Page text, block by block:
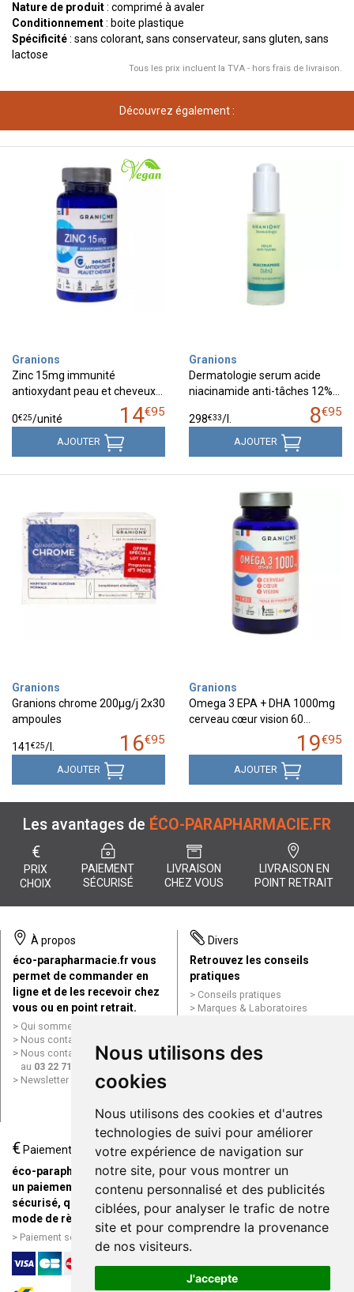
Nous utilisons des
cookies
Nous utilisons des cookies et d'autres
technologies de suivi pour améliorer
votre expérience de navigation sur
notre site, pour vous montrer un
contenu personnalisé et des publicités
ciblées, pour analyser le trafic de notre
site et pour comprendre la provenance
de nos visiteurs.
J'accepte
Nature de produit: comprimé à avaler
Conditionnement: boite plastique
Spécificité: sans colorant, sans conservateur, sans gluten, sans
lactose
Tous les prix incluent la TVA - hors frais de livraison.
Découvrez également :
Granions
Zinc 15mg immunité
antioxydant peau et cheveux…
14€95
0€25/unité
AJOUTER
Granions
Dermatologie serum acide
niacinamide anti-tâches 12%…
8€95
298€33/
AJOUTER
Granions
Granions chrome 200µg/j 2x30
ampoules
16€95
141 €25/
AJOUTER
Granions
Omega 3 EPA + DHA 1000mg
cerveau cœur vision 60…
19€95
AJOUTER
Les avantages de ÉCO-PARAPHARMACIE.FR
€
PRIX
CHOIX
PAIEMENT
SÉCURISÉ
LIVRAISON
CHEZ VOUS
LIVRAISON EN
POINT RETRAIT
À propos
éco-parapharmacie.fr vous
permet de commander en
ligne et de les recevoir chez
vous ou en point retrait.
Qui sommes nous ?
Nous contacter par e-mail
Nous contacter par téléphone
au 03 22 71 64 10
Newsletter
Divers
Retrouvez les conseils
pratiques
Conseils pratiques
Marques & Laboratoires
Mentions légales
Données personnelles
ligne
€ Paiement
éco-parapharmacie.fr offre
un paiement entièrement
sécurisé, quel que soit le
mode de règlement
Paiement sécurisé et simple
Livraison / Point retrait
Commandez en ligne et
recevez votre commande
rapidement chez vous ou en
point retrait
Livraison chez vous ou en